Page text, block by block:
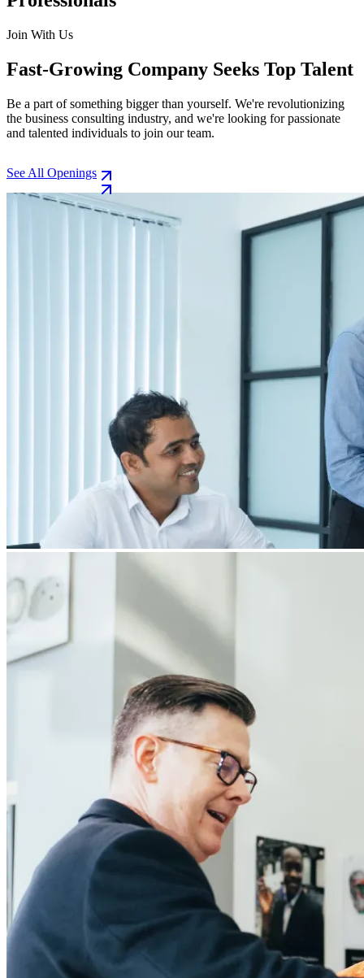
Join With Us
Fast-Growing Company Seeks Top Talent
Be a part of something bigger than yourself. We're revolutionizing
the business consulting industry, and we're looking for passionate
and talented individuals to join our team.
See All Openings